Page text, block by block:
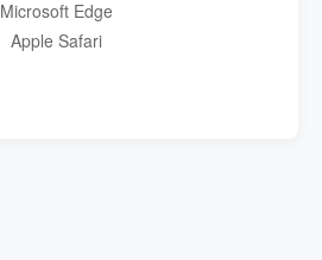
Microsoft Edge
Apple Safari